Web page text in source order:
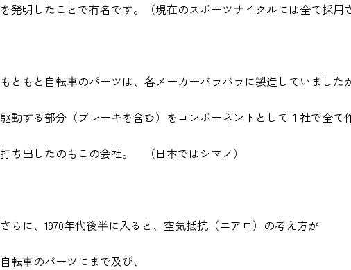
を発明したことで有名です。（現在のスポーツサイクルには全て採用
もともと自転車のパーツは、各メーカーバラバラに製造していましたが
駆動する部分（ブレーキを含む）をコンポーネントとして１社で全て
打ち出したのもこの会社。 （日本ではシマノ）
さらに、1970年代後半に入ると、空気抵抗（エアロ）の考え方が
自転車のパーツにまで及び、